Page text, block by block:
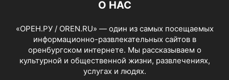
О НАС
«ОРЕН.РУ / OREN.RU» — один из самых посещаемых
информационно-развлекательных сайтов в
оренбургском интернете. Мы рассказываем о
культурной и общественной жизни, развлечениях,
услугах и людях.